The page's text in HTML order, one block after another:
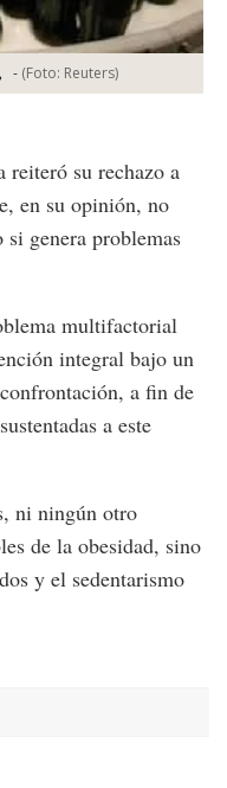
- (Foto: Reuters)
reiteró su rechazo a
en su opinión, no
genera problemas
multifactorial
integral bajo un
a fin de
a este
ni ningún otro
de la obesidad, sino
y el sedentarismo